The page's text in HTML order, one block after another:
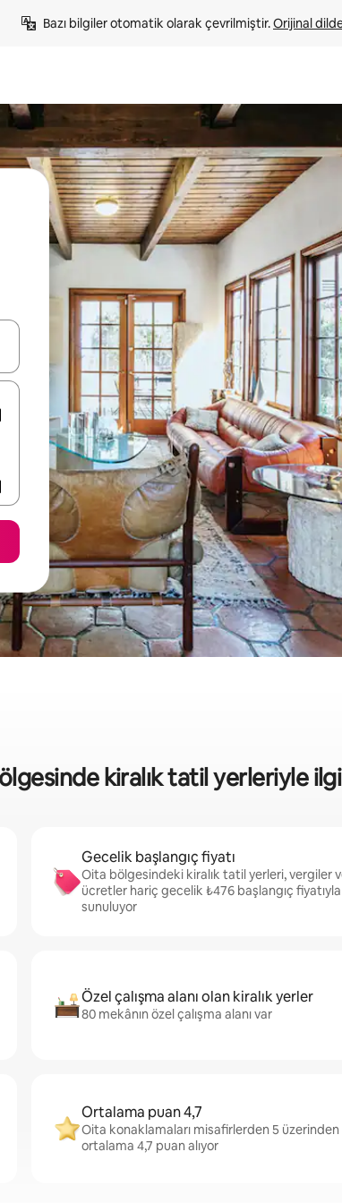
Bazı bilgiler otomatik olarak çevrilmiştir. Orijinal
gezinin veya dokunarak ya da kaydırma
kiralık tatil yerleriyle
Gecelik başlangıç fiyatı
Oita bölgesindeki kiralık tatil yerleri, vergiler
ücretler hariç gecelik ₺476 başlangıç fiyatıyla
sunuluyor
Özel çalışma alanı olan kiralık yerler
80 mekânın özel çalışma alanı var
Ortalama puan 4,7
Oita konaklamaları misafirlerden 5 üzerinden
ortalama 4,7 puan alıyor